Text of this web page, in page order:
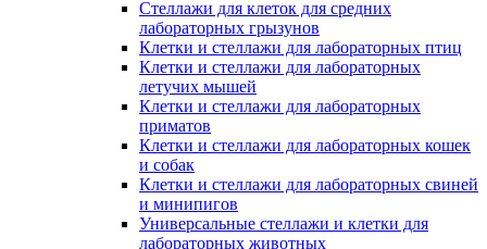
Стеллажи для клеток для средних
лабораторных грызунов
Клетки и стеллажи для лабораторных птиц
Клетки и стеллажи для лабораторных
летучих мышей
Клетки и стеллажи для лабораторных
приматов
Клетки и стеллажи для лабораторных кошек
и собак
Клетки и стеллажи для лабораторных свиней
и минипигов
Универсальные стеллажи и клетки для
лабораторных животных